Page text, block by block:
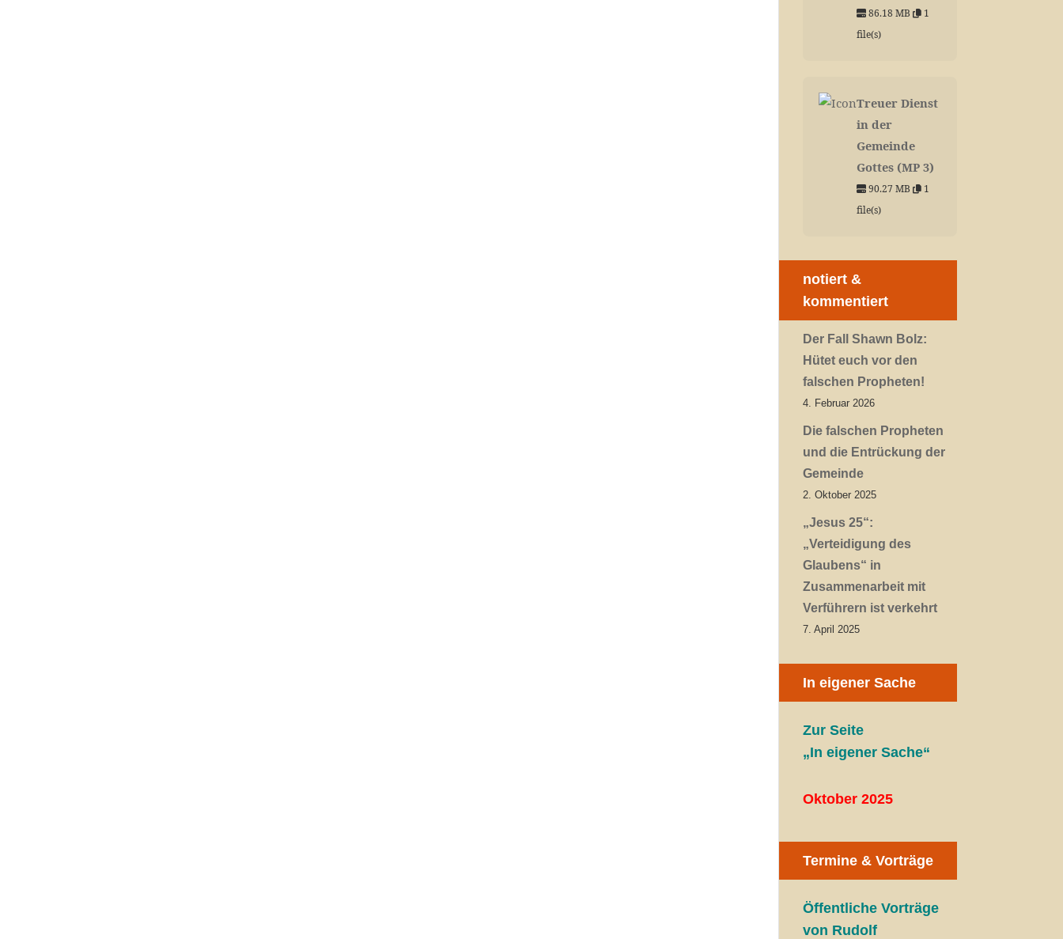
86.18 MB
1
file(s)
Treuer Dienst
in der
Gemeinde
Gottes (MP 3)
90.27 MB
1
file(s)
notiert &
kommentiert
Der Fall Shawn Bolz:
Hütet euch vor den
falschen Propheten!
4. Februar 2026
Die falschen Propheten
und die Entrückung der
Gemeinde
2. Oktober 2025
„Jesus 25“:
„Verteidigung des
Glaubens“ in
Zusammenarbeit mit
Verführern ist verkehrt
7. April 2025
In eigener Sache
Zur Seite
„In eigener Sache“
Oktober 2025
Termine & Vorträge
Öffentliche Vorträge
von Rudolf